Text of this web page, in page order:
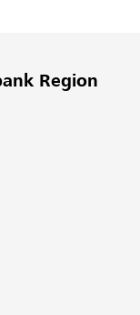
Region